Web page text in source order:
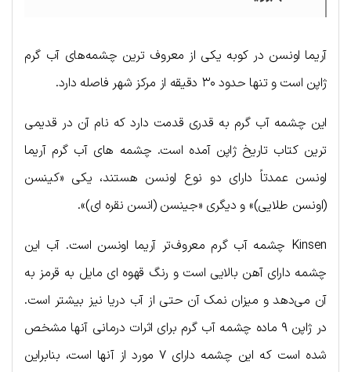
آریما اونسن در کوبه یکی از معروف ترین چشمه‌های آب گرم
ژاپن است و تنها حدود ۳۰ دقیقه از مرکز شهر فاصله دارد.
این چشمه آب گرم به قدری قدمت دارد که نام آن در قدیمی
ترین کتاب تاریخ ژاپن آمده است. چشمه های آب گرم آریما
اونسن عمدتاً دارای دو نوع اونسن هستند، یکی «کینسن
(اونسن طلایی)» و دیگری «جینسن (انسن نقره ای)».
Kinsen چشمه آب گرم معروف‌تر آریما اونسن است. آب این
چشمه دارای آهن بالایی است و رنگ قهوه ای مایل به قرمز به
آن می‌دهد و میزان نمک آن حتی از آب دریا نیز بیشتر است.
در ژاپن ۹ ماده چشمه آب گرم برای اثرات درمانی آنها مشخص
شده است که این چشمه دارای ۷ مورد از آنها است، بنابراین